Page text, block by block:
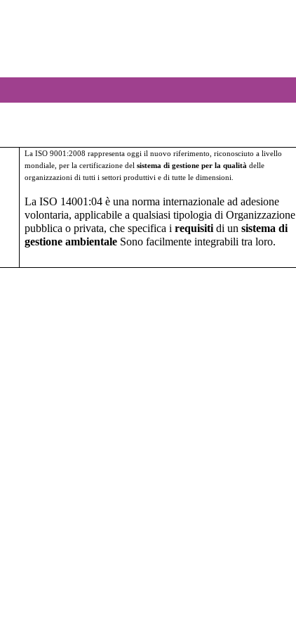
La ISO 9001:2008 rappresenta oggi il nuovo riferimento, riconosciuto a livello
mondiale, per la certificazione delsistema di gestione per la qualità delle
organizzazioni di tutti i settori produttivi e di tutte le dimensioni.
La ISO 14001:04 è una norma internazionale ad adesione
volontaria, applicabile a qualsiasi tipologia di Organizzazione
pubblica o privata, che specifica irequisiti di unsistema di
gestione ambientale Sono facilmente integrabili tra loro.